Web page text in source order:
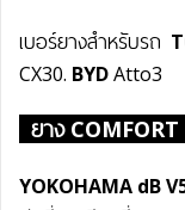
เบอร์ยางสำหรับรถ
CX30. BYDAtto3
ยาง COMFORT
YOKOHAMA dB